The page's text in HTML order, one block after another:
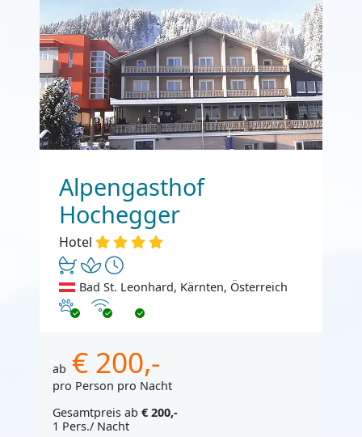
Alpengasthof
Hochegger
Hotel
Bad St. Leonhard, Kärnten, Österreich
Haustiere erlaubt
Internet
ab € 200,-
pro Person pro Nacht
Gesamtpreis ab € 200,-
1 Pers./ Nacht